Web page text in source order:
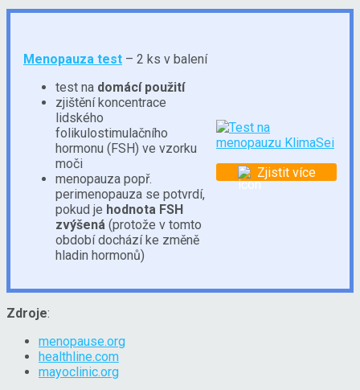
Menopauza test – 2 ks v balení
test na domácí použití
zjištění koncentrace
lidského
folikulostimulačního
hormonu (FSH) ve vzorku
moči
menopauza popř.
perimenopauza se potvrdí,
pokud je hodnota FSH
zvýšená (protože v tomto
období dochází ke změně
hladin hormonů)
Zjistit více
Zdroje:
menopause.org
healthline.com
mayoclinic.org